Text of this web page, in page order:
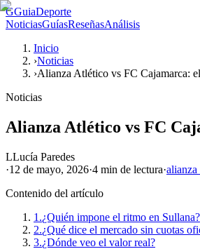
GGuiaDeporte
NoticiasGuíasReseñasAnálisis
Inicio
›Noticias
›Alianza Atlético vs FC Cajamarca:
Noticias
Alianza Atlético vs FC
LLucía Paredes
·12 de mayo, 2026·4 min de lectura·
Contenido del artículo
1.¿Quién impone el ritmo en Sullana?
2.¿Qué dice el mercado sin cuotas
3.¿Dónde veo el valor real?